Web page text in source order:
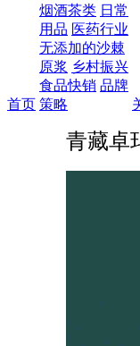
首页
烟酒茶类 日常
用品 医药行业
无添加的沙棘
原浆 乡村振兴
食品快销 品牌
策略
青藏卓